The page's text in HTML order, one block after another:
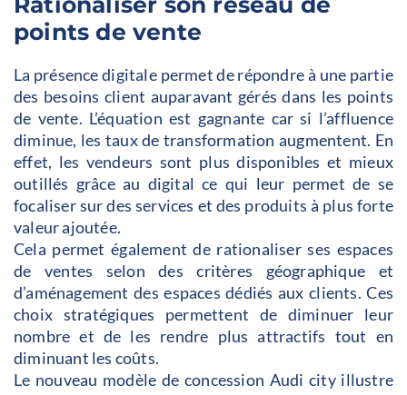
points de vente
La présence digitale permet de répondre à une partie
des besoins client auparavant gérés dans les points
de vente. L’équation est gagnante car si l’affluence
diminue, les taux de transformation augmentent. En
effet, les vendeurs sont plus disponibles et mieux
outillés grâce au digital ce qui leur permet de se
focaliser sur des services et des produits à plus forte
valeur ajoutée.
Cela permet également de rationaliser ses espaces
de ventes selon des critères géographique et
d’aménagement des espaces dédiés aux clients. Ces
choix stratégiques permettent de diminuer leur
nombre et de les rendre plus attractifs tout en
diminuant les coûts.
Le nouveau modèle de concession Audi city illustre